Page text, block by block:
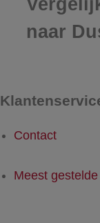
naar
Contact
Meest